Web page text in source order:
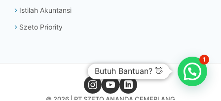
Istilah Akuntansi
Szeto Priority
© 2026 | PT SZETO ANANDA CEMERLANG
Butuh Bantuan? 👋
1